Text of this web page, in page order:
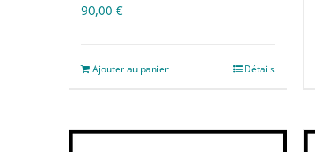
90,00 €
Ajouter au panier Détails